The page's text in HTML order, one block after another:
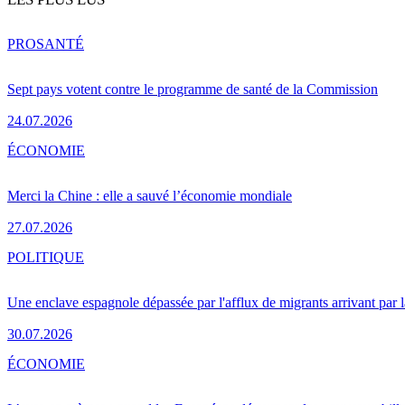
Sept pays votent contre le programme de santé de la Commission
24.07.2026
PROSANTÉ
Merci la Chine : elle a sauvé l’économie mondiale
27.07.2026
ÉCONOMIE
Une enclave espagnole dépassée par l'afflux de migrants arrivant par
30.07.2026
POLITIQUE
ÉCONOMIE